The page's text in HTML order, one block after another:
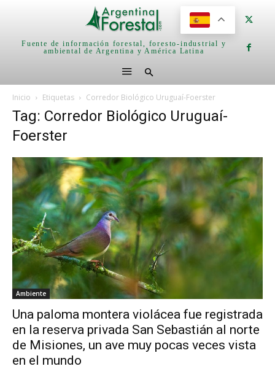
Fuente de información forestal, foresto-industrial y
ambiental de Argentina y América Latina
Inicio Etiquetas Corredor Biológico Uruguaí-Foerster
Tag: Corredor Biológico Uruguaí-
Foerster
Ambiente
Una paloma montera violácea fue registrada
en la reserva privada San Sebastián al norte
de Misiones, un ave muy pocas veces vista
en el mundo